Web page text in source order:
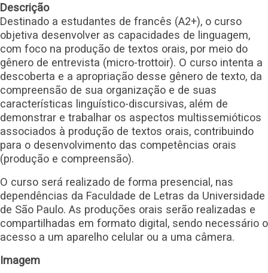
Descrição
Destinado a estudantes de francês (A2+), o curso
objetiva desenvolver as capacidades de linguagem,
com foco na produção de textos orais, por meio do
gênero de entrevista (micro-trottoir). O curso intenta a
descoberta e a apropriação desse gênero de texto, da
compreensão de sua organização e de suas
características linguístico-discursivas, além de
demonstrar e trabalhar os aspectos multissemióticos
associados à produção de textos orais, contribuindo
para o desenvolvimento das competências orais
(produção e compreensão).
O curso será realizado de forma presencial, nas
dependências da Faculdade de Letras da Universidade
de São Paulo. As produções orais serão realizadas e
compartilhadas em formato digital, sendo necessário o
acesso a um aparelho celular ou a uma câmera.
Imagem